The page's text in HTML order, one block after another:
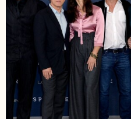
Londres, le 22 octobre
2015.